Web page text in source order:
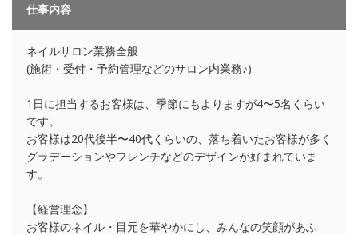
仕事内容
ネイルサロン業務全般
(施術・受付・予約管理などのサロン内業務♪)
1日に担当するお客様は、季節にもよりますが4〜5名くらい
です。
お客様は20代後半〜40代くらいの、落ち着いたお客様が多く
グラデーションやフレンチなどのデザインが好まれていま
す。
【経営理念】
お客様のネイル・目元を華やかにし、みんなの笑顔があふ